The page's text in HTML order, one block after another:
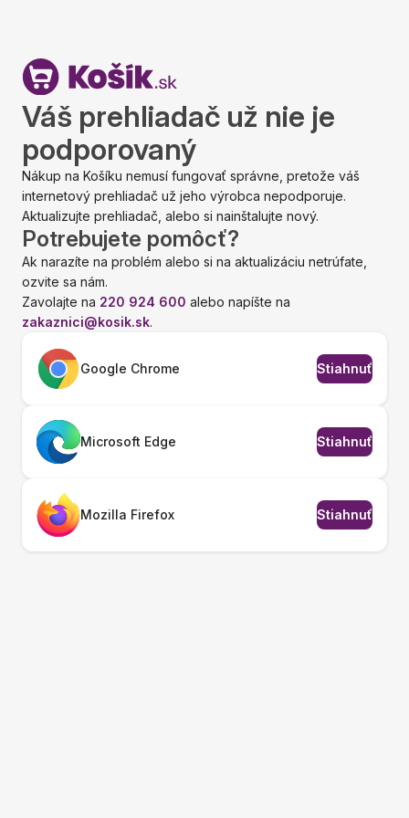
Váš prehliadač už nie je
podporovaný
Nákup na Košíku nemusí fungovať správne, pretože váš
internetový prehliadač už jeho výrobca nepodporuje.
Aktualizujte prehliadač, alebo si nainštalujte nový.
Potrebujete pomôcť?
Ak narazíte na problém alebo si na aktualizáciu netrúfate,
ozvite sa nám.
Zavolajte na 220 924 600 alebo napíšte na
zakaznici@kosik.sk.
Google Chrome Stiahnuť
Microsoft Edge Stiahnuť
Mozilla Firefox Stiahnuť